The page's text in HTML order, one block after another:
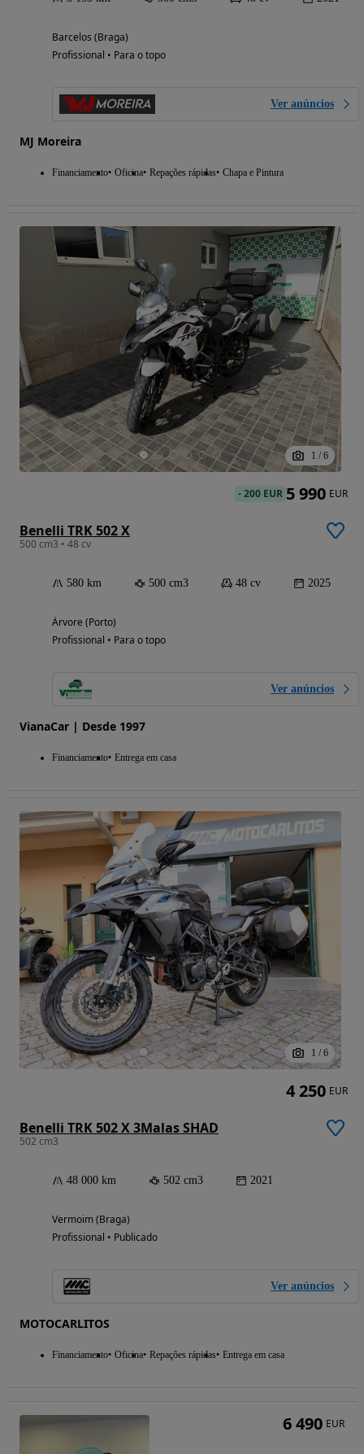
Barcelos (Braga)
Profissional • Para o topo
Ver anúncios
MJ Moreira
Financiamento Oficina Repações rápidas Chapa e Pintura
1 / 6
Benelli TRK 502 X
500 cm3 • 48 cv
580 km 500 cm3 48 cv 2025
Árvore (Porto)
Profissional • Para o topo
Ver anúncios
VianaCar | Desde 1997
Financiamento Entrega em casa
-200 EUR 5 990 EUR
1 / 6
Benelli TRK 502 X 3Malas SHAD
502 cm3
48 000 km 502 cm3 2021
Vermoim (Braga)
Profissional • Publicado
Ver anúncios
MOTOCARLITOS
Financiamento Oficina Repações rápidas Entrega em casa
4 250 EUR
6 490 EUR